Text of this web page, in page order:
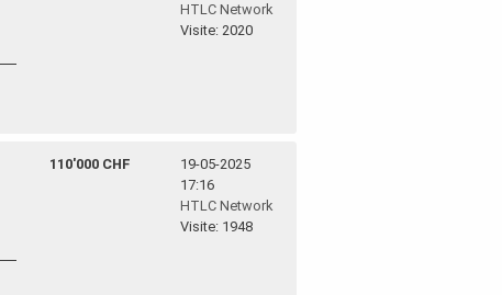
HTLC Network
Visite: 2020
110'000 CHF
19-05-2025
17:16
HTLC Network
Visite: 1948